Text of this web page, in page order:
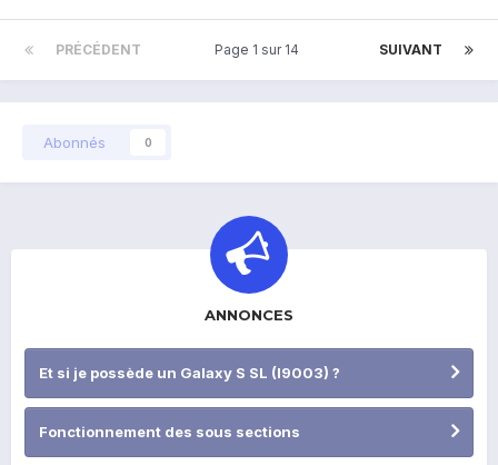
PRÉCÉDENT SUIVANT
Page 1 sur 14
Abonnés 0
ANNONCES
Et si je possède un Galaxy S SL (I9003) ?
Fonctionnement des sous sections